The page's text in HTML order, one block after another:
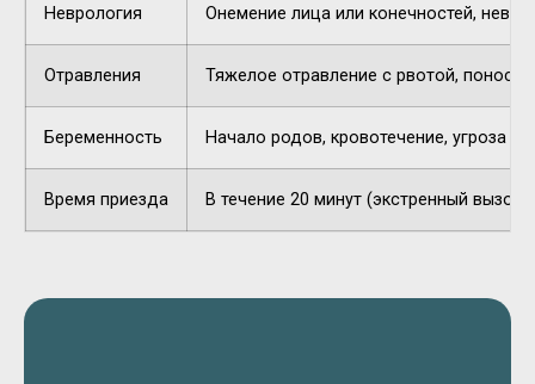
Неврология Онемение лица или конечностей,
Отравления Тяжелое отравление с рвотой,
Беременность Начало родов, кровотечение, угроза
Время приезда В течение 20 минут (экстренный вызов).